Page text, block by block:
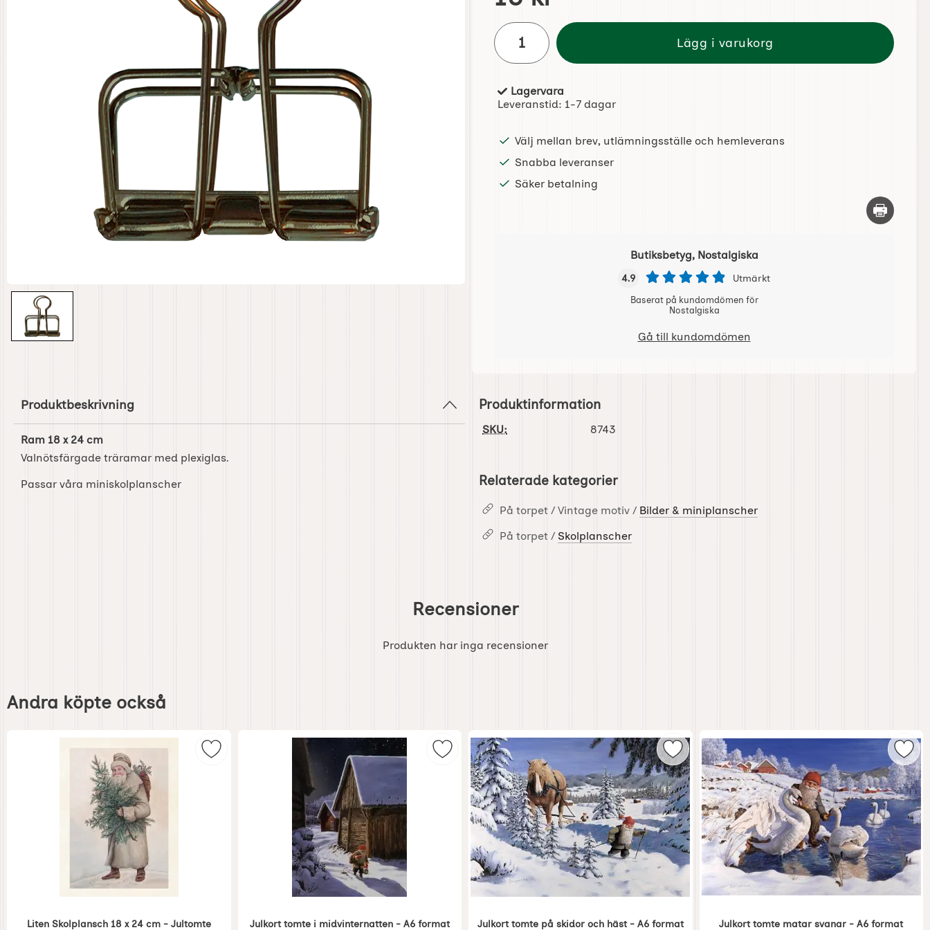
antal
Lägg i varukorg
Tillgänglighet:
Lagervara
Leveranstid: 1-7 dagar
Välj mellan brev, utlämningsställe och hemleverans
Snabba leveranser
Säker betalning
Skriv ut
Butiksbetyg, Nostalgiska
4.9 Utmärkt
Baserat på kundomdömen för
Nostalgiska
Gå till kundomdömen
Produktbeskrivning
Ram 18 x 24 cm
Valnötsfärgade träramar med plexiglas.
Passar våra miniskolplanscher
Produktinformation
SKU: 8743
Relaterade kategorier
På torpet / Vintage motiv / Bilder & miniplanscher
På torpet / Skolplanscher
Recensioner
Produkten har inga recensioner
över
andra
också
Andra köpte också
Liten Skolplansch 18 x 24 cm - Jultomte
Markera liten Skolplansch 18 x 24 cm - Jultomte som favorit
Julkort tomte i midvinternatten - A6 format
Markera julkort tomte i midvinternatten - A6 format som favorit
Julkort tomte på skidor och häst - A6 format
Markera julkort tomte på skidor och häst - A6
Julkort tomte matar svanar - A6 format